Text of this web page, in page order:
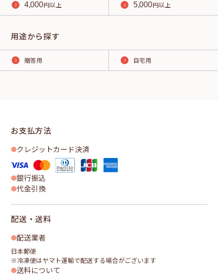
4,000円以上 5,000円以上
用途から探す
贈答用 自宅用
お支払方法
クレジットカード決済
銀行振込
代金引換
配送・送料
配送業者
日本郵便
※冷凍便はヤマト運輸で配送する場合がございます
送料について